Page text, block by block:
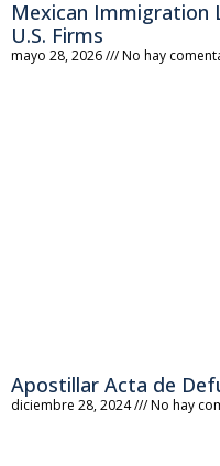
Mexican Immigration
U.S. Firms
mayo 28, 2026 No hay
Apostillar Acta de
diciembre 28, 2024 No hay